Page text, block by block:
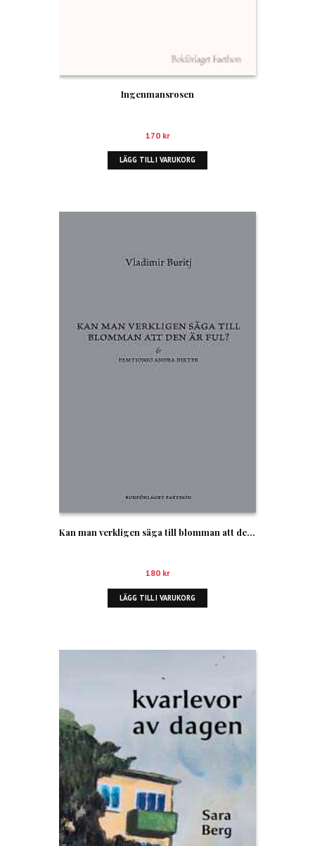
Ingenmansrosen
170 kr
LÄGG TILL I VARUKORG
Kan man verkligen säga till blomman att den är ful?
180 kr
LÄGG TILL I VARUKORG